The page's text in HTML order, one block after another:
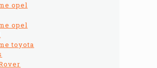
opel
opel
toyota